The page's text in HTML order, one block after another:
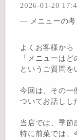
2026-01-20
― メニューの
よくお客様から
「メニューは
というご質問を
今回は、その一
ついてお話しし
当店では、季節
特に前菜では、